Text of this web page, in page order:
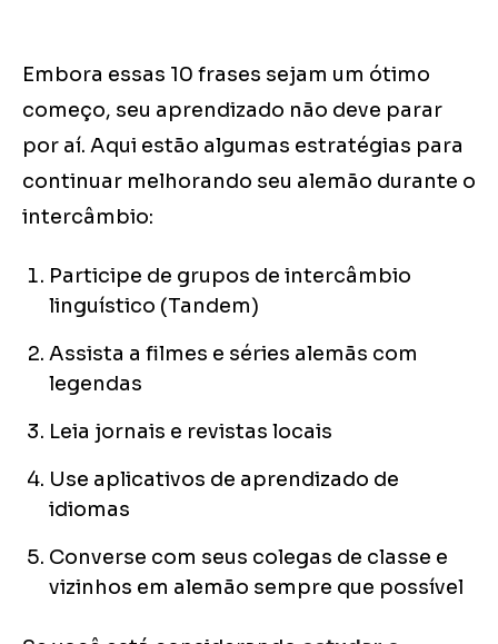
Embora essas 10 frases sejam um ótimo
começo, seu aprendizado não deve parar
por aí. Aqui estão algumas estratégias para
continuar melhorando seu alemão durante o
intercâmbio:
Participe de grupos de intercâmbio
linguístico (Tandem)
Assista a filmes e séries alemãs com
legendas
Leia jornais e revistas locais
Use aplicativos de aprendizado de
idiomas
Converse com seus colegas de classe e
vizinhos em alemão sempre que possível